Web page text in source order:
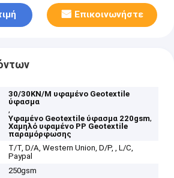
Επικοινωνήστε
30/30KN/M υφαμένο Geotextile
ύφασμα
,
Υφαμένο Geotextile ύφασμα 220gsm,
Χαμηλό υφαμένο PP Geotextile
παραμόρφωσης
T/T, D/A, Western Union, D/P, , L/C,
Paypal
250gsm